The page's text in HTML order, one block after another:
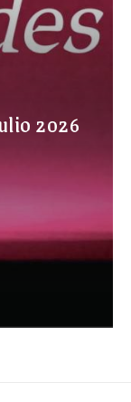
2026